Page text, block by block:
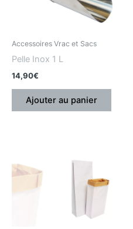
Accessoires Vrac et Sacs
Pelle Inox 1 L
14,90€
Ajouter au panier